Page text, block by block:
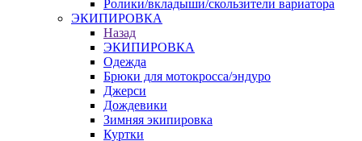
Ролики/вкладыши/скользители вариатора
ЭКИПИРОВКА
Назад
ЭКИПИРОВКА
Одежда
Брюки для мотокросса/эндуро
Джерси
Дождевики
Зимняя экипировка
Куртки